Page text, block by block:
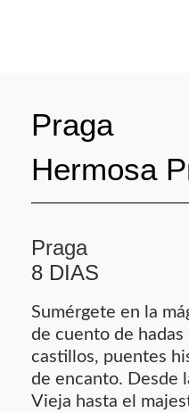
Praga
Hermosa
Praga
8 DIAS
Sumérgete en la
de cuento de
castillos, puentes
de encanto. Desde
Vieja hasta el